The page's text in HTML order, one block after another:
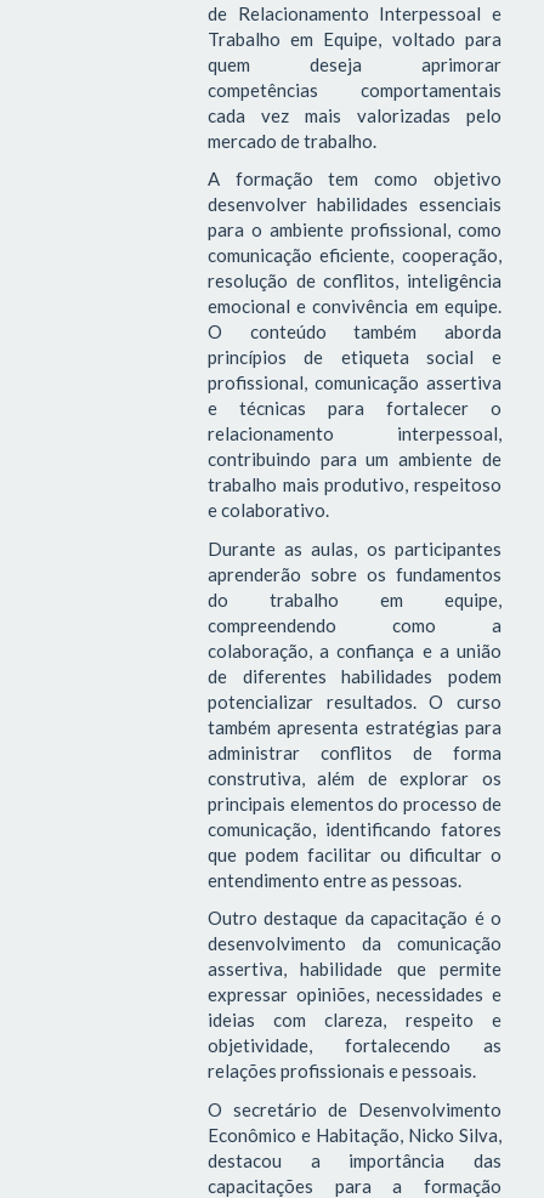
de Relacionamento Interpessoal e
Trabalho em Equipe, voltado para
quem deseja aprimorar
competências comportamentais
cada vez mais valorizadas pelo
mercado de trabalho.
A formação tem como objetivo
desenvolver habilidades essenciais
para o ambiente profissional, como
comunicação eficiente, cooperação,
resolução de conflitos, inteligência
emocional e convivência em equipe.
O conteúdo também aborda
princípios de etiqueta social e
profissional, comunicação assertiva
e técnicas para fortalecer o
relacionamento interpessoal,
contribuindo para um ambiente de
trabalho mais produtivo, respeitoso
e colaborativo.
Durante as aulas, os participantes
aprenderão sobre os fundamentos
do trabalho em equipe,
compreendendo como a
colaboração, a confiança e a união
de diferentes habilidades podem
potencializar resultados. O curso
também apresenta estratégias para
administrar conflitos de forma
construtiva, além de explorar os
principais elementos do processo de
comunicação, identificando fatores
que podem facilitar ou dificultar o
entendimento entre as pessoas.
Outro destaque da capacitação é o
desenvolvimento da comunicação
assertiva, habilidade que permite
expressar opiniões, necessidades e
ideias com clareza, respeito e
objetividade, fortalecendo as
relações profissionais e pessoais.
O secretário de Desenvolvimento
Econômico e Habitação, Nicko Silva,
destacou a importância das
capacitações para a formação